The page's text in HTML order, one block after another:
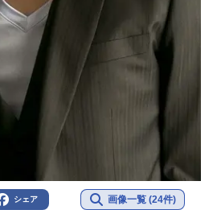
シェア 画像一覧 (24件)